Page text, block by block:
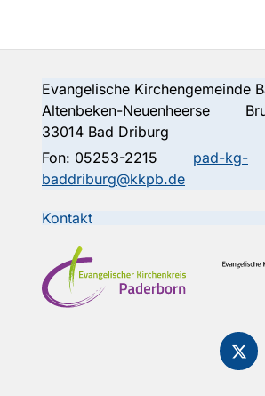
Evangelische Kirchengemeinde
Altenbeken-Neuenheerse
33014 Bad Driburg
Fon: 05253-2215
pad-kg-
baddriburg@kkpb.de
Kontakt